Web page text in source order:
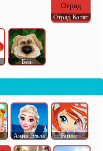
Отряд Котят
Бен
Анна Эльза Винкс